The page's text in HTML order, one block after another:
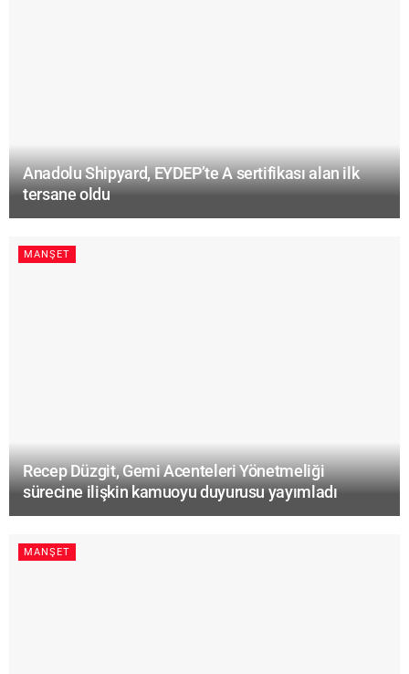
Anadolu Shipyard, EYDEP’te A sertifikası alan ilk
tersane oldu
MANŞET
Recep Düzgit, Gemi Acenteleri Yönetmeliği
sürecine ilişkin kamuoyu duyurusu yayımladı
MANŞET